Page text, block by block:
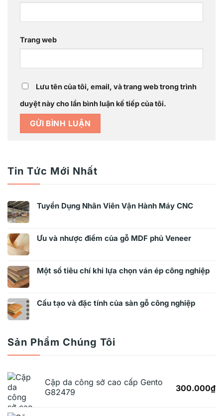
Trang web
Lưu tên của tôi, email, và trang web trong trình
duyệt này cho lần bình luận kế tiếp của tôi.
Tin Tức Mới Nhất
Tuyển Dụng Nhân Viên Vận Hành Máy CNC
Ưu và nhược điểm của gỗ MDF phủ Veneer
Một số tiêu chí khi lựa chọn ván ép công nghiệp
Cấu tạo và đặc tính của sàn gỗ công nghiệp
Sản Phẩm Chúng Tôi
Cặp da công sở cao cấp Gento
G82479
300.000₫